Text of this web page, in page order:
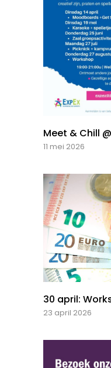
Meet & Chill
11 mei 2026
30 april:
23 april 2026